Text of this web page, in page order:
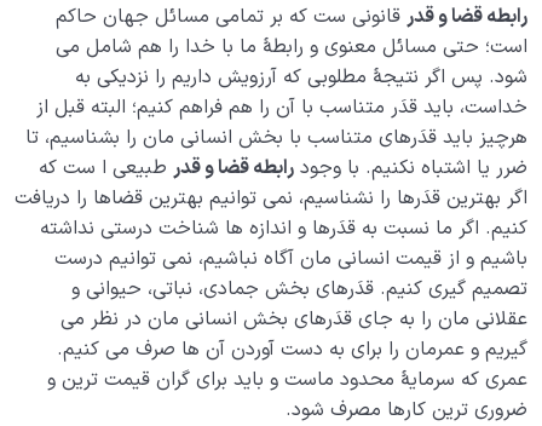
رابطه قضا و قدر قانونی ست که بر تمامی مسائل جهان حاکم
است؛ حتی مسائل معنوی و رابطۀ ما با خدا را هم شامل می
شود. پس اگر نتیجۀ مطلوبی که آرزویش داریم را نزدیکی به
خداست، باید قدَر متناسب با آن را هم فراهم کنیم؛ البته قبل از
هرچیز باید قدَرهای متناسب با بخش انسانی مان را بشناسیم، تا
ضرر یا اشتباه نکنیم. با وجود رابطه قضا و قدر طبیعی ا ست که
اگر بهترین قدَرها را نشناسیم، نمی توانیم بهترین قضاها را دریافت
کنیم. اگر ما نسبت به قدَرها و اندازه ها شناخت درستی نداشته
باشیم و از قیمت انسانی مان آگاه نباشیم، نمی توانیم درست
تصمیم گیری کنیم. قدَرهای بخش جمادی، نباتی، حیوانی و
عقلانی مان را به جای قدَرهای بخش انسانی مان در نظر می
گیریم و عمرمان را برای به دست آوردن آن ها صرف می کنیم.
عمری که سرمایۀ محدود ماست و باید برای گران قیمت ترین و
ضروری ترین کارها مصرف شود.